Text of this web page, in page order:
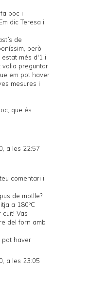
poc i
dic Teresa i
de
però
més d'1 i
volia preguntar
em pot haver
mesures i
que és
a les 22:57
comentari i
de motlle?
a 180ºC
Vas
del forn amb
pot haver
a les 23:05